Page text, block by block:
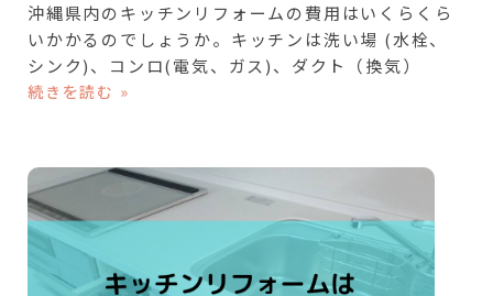
沖縄県内のキッチンリフォームの費用はいくらくら
いかかるのでしょうか。キッチンは洗い場 (水栓、
シンク)、コンロ(電気、ガス)、ダクト（換気）
続きを読む »